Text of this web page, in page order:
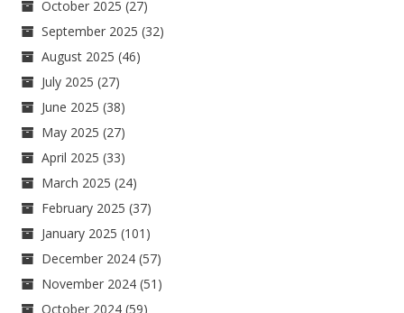
October 2025 (27)
September 2025 (32)
August 2025 (46)
July 2025 (27)
June 2025 (38)
May 2025 (27)
April 2025 (33)
March 2025 (24)
February 2025 (37)
January 2025 (101)
December 2024 (57)
November 2024 (51)
October 2024 (59)